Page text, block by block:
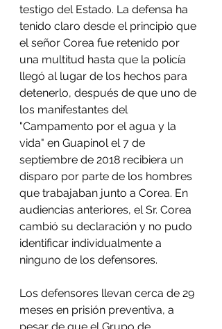
testigo del Estado. La defensa ha
tenido claro desde el principio que
el señor Corea fue retenido por
una multitud hasta que la policía
llegó al lugar de los hechos para
detenerlo, después de que uno de
los manifestantes del
"Campamento por el agua y la
vida" en Guapinol el 7 de
septiembre de 2018 recibiera un
disparo por parte de los hombres
que trabajaban junto a Corea. En
audiencias anteriores, el Sr. Corea
cambió su declaración y no pudo
identificar individualmente a
ninguno de los defensores.
Los defensores llevan cerca de 29
meses en prisión preventiva, a